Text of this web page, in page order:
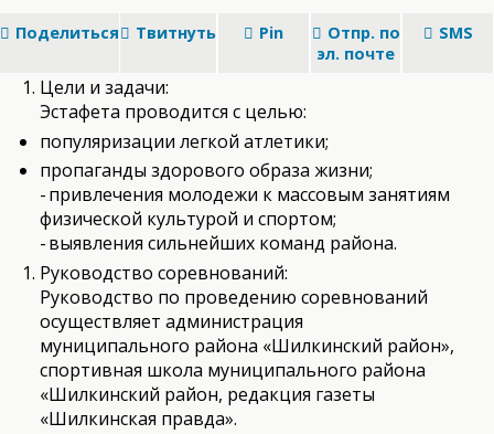
Поделиться Твитнуть Pin
Отпр. по
эл. почте
SMS
Цели и задачи:
Эстафета проводится с целью:
популяризации легкой атлетики;
пропаганды здорового образа жизни;
- привлечения молодежи к массовым занятиям
физической культурой и спортом;
- выявления сильнейших команд района.
Руководство соревнований:
Руководство по проведению соревнований
осуществляет администрация
муниципального района «Шилкинский район»,
спортивная школа муниципального района
«Шилкинский район, редакция газеты
«Шилкинская правда».